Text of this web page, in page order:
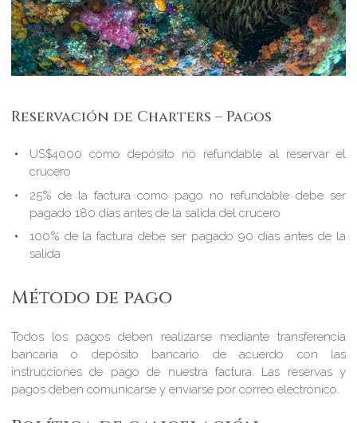
Reservación de Charters – Pagos
US$4000 como depósito no refundable al reservar el
crucero
25% de la factura como pago no refundable debe ser
pagado 180 días antes de la salida del crucero
100% de la factura debe ser pagado 90 días antes de la
salida
Método de pago
Todos los pagos deben realizarse mediante transferencia
bancaria o depósito bancario de acuerdo con las
instrucciones de pago de nuestra factura. Las reservas y
pagos deben comunicarse y enviarse por correo electrónico.